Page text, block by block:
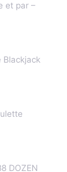
et par –
Blackjack
DOZEN